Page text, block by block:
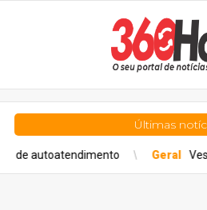
Últimas
Geral Vestibular 2027: Fuvest